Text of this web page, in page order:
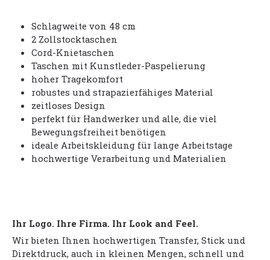
Schlagweite von 48 cm
2 Zollstocktaschen
Cord-Knietaschen
Taschen mit Kunstleder-Paspelierung
hoher Tragekomfort
robustes und strapazierfähiges Material
zeitloses Design
perfekt für Handwerker und alle, die viel
Bewegungsfreiheit benötigen
ideale Arbeitskleidung für lange Arbeitstage
hochwertige Verarbeitung und Materialien
Ihr Logo. Ihre Firma. Ihr Look and Feel.
Wir bieten Ihnen hochwertigen Transfer, Stick und
Direktdruck, auch in kleinen Mengen, schnell und